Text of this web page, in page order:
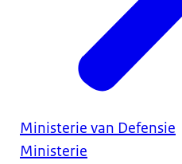
Ministerie van Defensie
Ministerie